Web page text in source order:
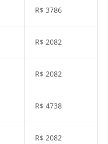
R$ 3786
R$ 2082
R$ 2082
R$ 4738
R$ 2082